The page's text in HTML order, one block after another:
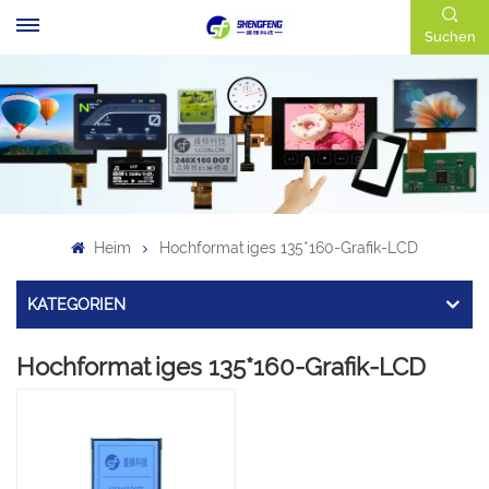
Suchen
Heim Hochformatiges 135*160-Grafik-LCD
KATEGORIEN
Hochformatiges 135*160-Grafik-LCD